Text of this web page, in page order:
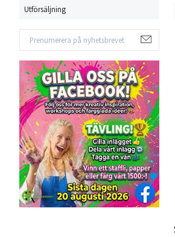
Utförsäljning